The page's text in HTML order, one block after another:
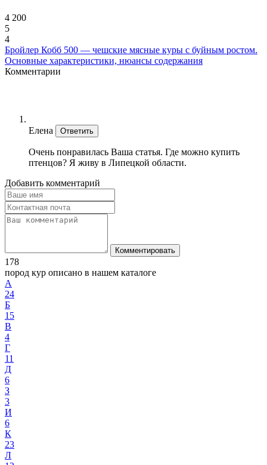
4 200
5
4
Бройлер Кобб 500 — чешские мясные куры с буйным ростом.
Основные характеристики, нюансы содержания
Комментарии
Елена Ответить
Очень понравилась Ваша статья. Где можно купить
птенцов? Я живу в Липецкой области.
Добавить комментарий
Комментировать
178
пород кур описано в нашем каталоге
А
24
Б
15
В
4
Г
11
Д
6
З
3
И
6
К
23
Л